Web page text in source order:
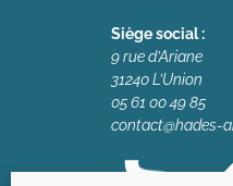
Siège social :
9 rue d’Ariane
31240 L’Union
05 61 00 49 85
contact@hades-